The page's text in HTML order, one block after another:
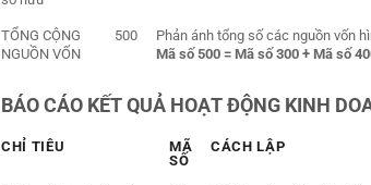
TỔNG CỘNG
NGUỒN VỐN
500
Phản ánh tổng số các nguồn vốn
Mã số 500 = Mã số 300 + Mã số
BÁO CÁO KẾT QUẢ HOẠT ĐỘNG KINH
CHỈ TIÊU
MÃ
SỐ
CÁCH LẬP